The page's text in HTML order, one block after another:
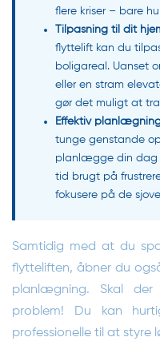
flere kriser – bare
Tilpasning til dit
flyttelift kan du
boligareal. Uanset
eller en stram
gør det muligt at
Effektiv
tunge genstande
planlægge din dag
tid brugt på
fokusere på de
Samtidig med at du
flytteliften, åbner du
planlægning. Skal
problem! Du kan
professionelle til at styre